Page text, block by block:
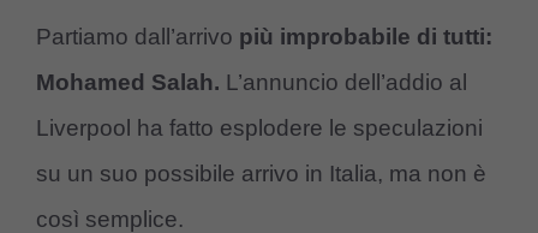
Partiamo dall’arrivo più improbabile di tutti:
Mohamed Salah. L’annuncio dell’addio al
Liverpool ha fatto esplodere le speculazioni
su un suo possibile arrivo in Italia, ma non è
così semplice.